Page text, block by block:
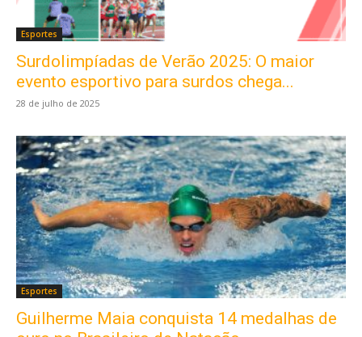
Esportes
Surdolimpíadas de Verão 2025: O maior
evento esportivo para surdos chega...
28 de julho de 2025
Esportes
Guilherme Maia conquista 14 medalhas de
Este site usa cookies para garantir que você